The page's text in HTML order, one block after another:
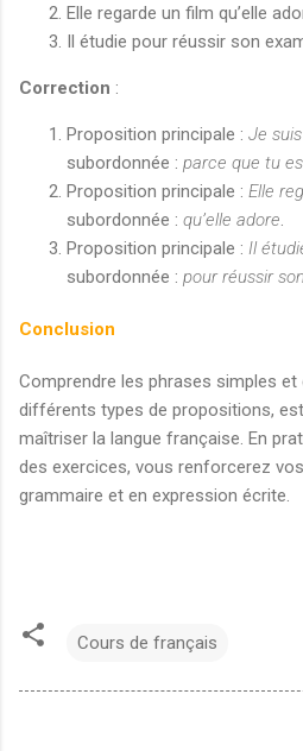
Elle regarde un film qu’elle
Il étudie pour réussir son
Correction :
Proposition principale : Je
subordonnée : parce que tu
Proposition principale : Elle
subordonnée : qu’elle adore.
Proposition principale : Il
subordonnée : pour réussir
Conclusion
Comprendre les phrases simples et
différents types de propositions,
maîtriser la langue française. En
des exercices, vous renforcerez
grammaire et en expression écrite.
Cours de français